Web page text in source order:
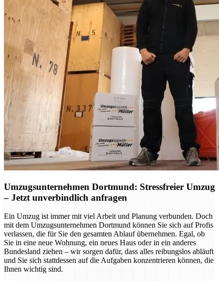
Umzugsunternehmen Dortmund: Stressfreier Umzug
– Jetzt unverbindlich anfragen
Ein Umzug ist immer mit viel Arbeit und Planung verbunden. Doch
mit dem Umzugsunternehmen Dortmund können Sie sich auf Profis
verlassen, die für Sie den gesamten Ablauf übernehmen. Egal, ob
Sie in eine neue Wohnung, ein neues Haus oder in ein anderes
Bundesland ziehen – wir sorgen dafür, dass alles reibungslos abläuft
und Sie sich stattdessen auf die Aufgaben konzentrieren können, die
Ihnen wichtig sind.